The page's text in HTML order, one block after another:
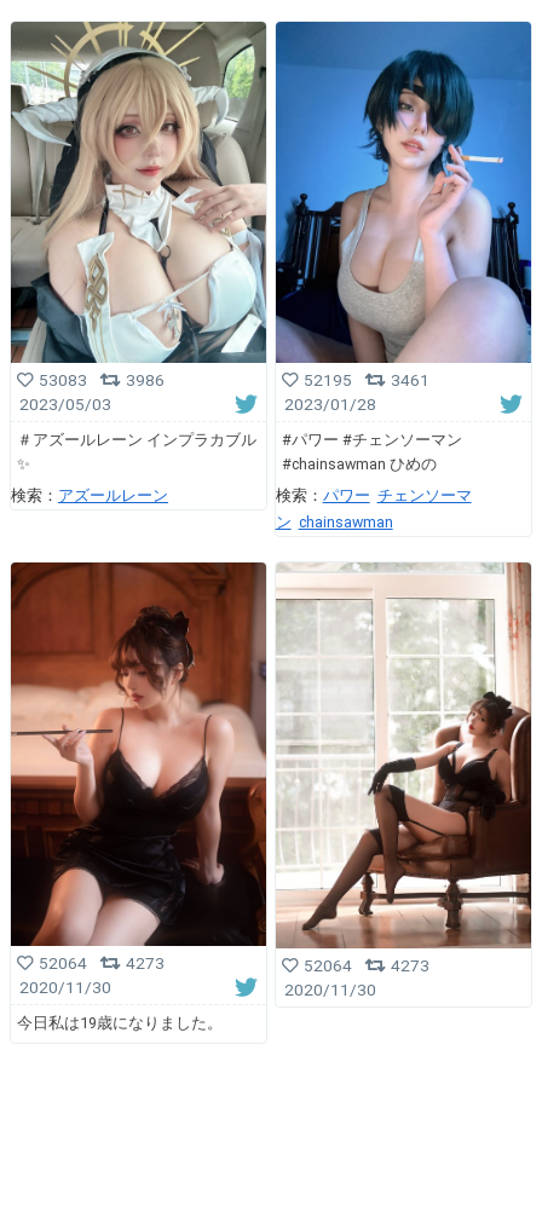
53083
3986
2023/05/03
＃アズールレーン インプラカブル
✨
検索： アズールレーン
52195
3461
2023/01/28
#パワー #チェンソーマン
#chainsawman ひめの
検索： パワー チェンソーマ
ン chainsawman
52064
4273
2020/11/30
今日私は19歳になりました。
52064
4273
2020/11/30